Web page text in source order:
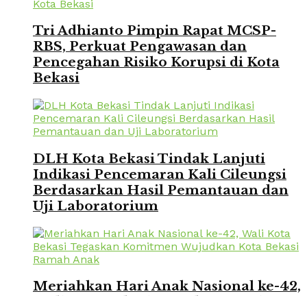
Tri Adhianto Pimpin Rapat MCSP-
RBS, Perkuat Pengawasan dan
Pencegahan Risiko Korupsi di Kota
Bekasi
DLH Kota Bekasi Tindak Lanjuti
Indikasi Pencemaran Kali Cileungsi
Berdasarkan Hasil Pemantauan dan
Uji Laboratorium
Meriahkan Hari Anak Nasional ke-42,